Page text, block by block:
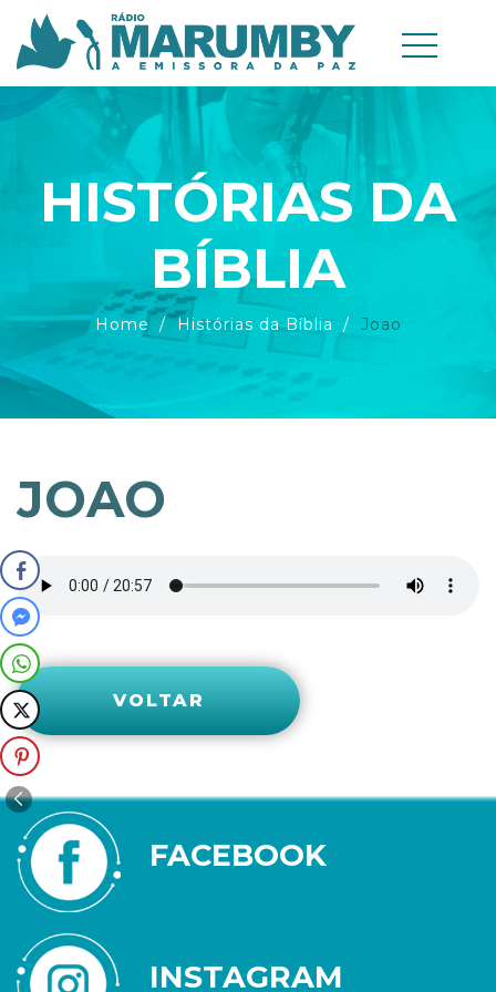
HISTÓRIAS DA
BÍBLIA
Home Histórias da Bíblia Joao
JOAO
VOLTAR
FACEBOOK
INSTAGRAM